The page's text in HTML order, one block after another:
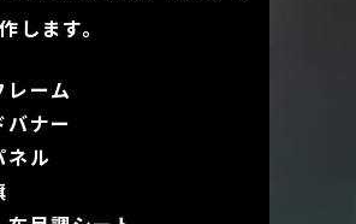
します。
レーム
ナー
ネル